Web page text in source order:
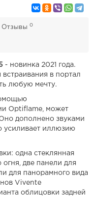
Отзывы 0
- новинка 2021 года.
в портал
любую мечту.
Optiflame, может
дополнено звуками
усиливает иллюзию
одна стеклянная
две панели для
для панорамного вида
Vivente
облицовки задней